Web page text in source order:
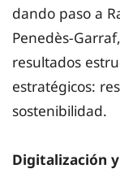
dando paso a
Penedès-
resultados
estratégicos:
sostenibilidad.
Digitalización